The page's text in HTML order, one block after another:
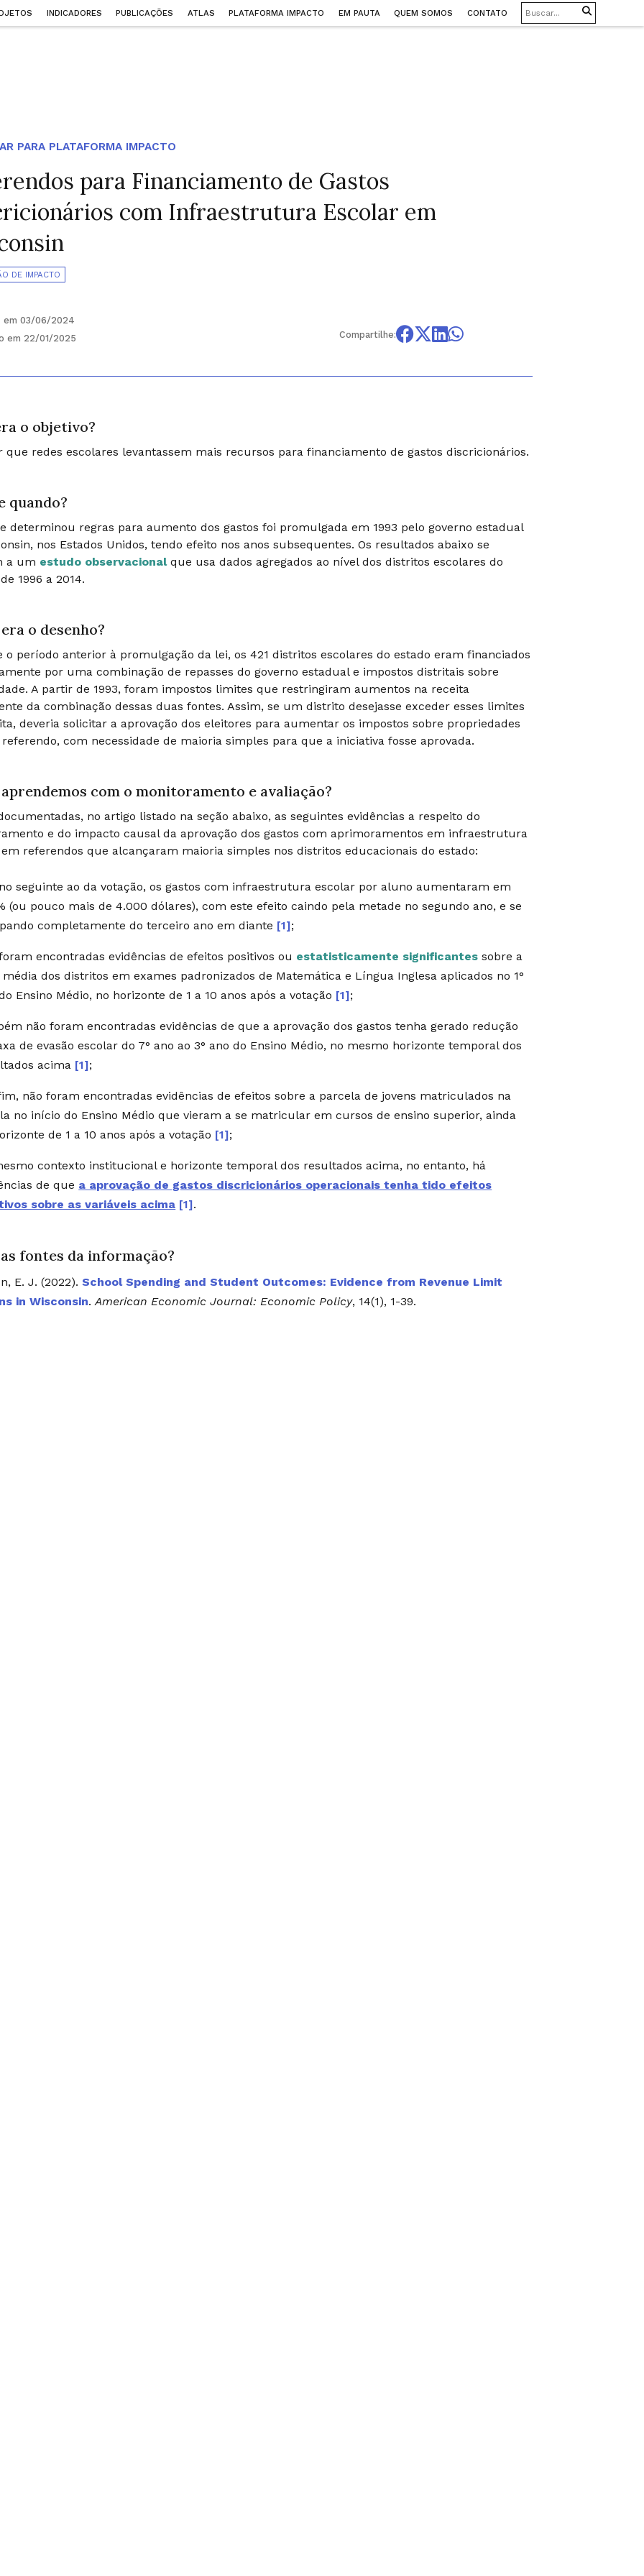
INDICADORES PUBLICAÇÕES ATLAS PLATAFORMA IMPACTO EM PAUTA QUEM SOMOS CONTATO
PARA PLATAFORMA IMPACTO
para Financiamento de Gastos
com Infraestrutura Escolar em
DE IMPACTO
em 03/06/2024
em 22/01/2025
Compartilhe:
o objetivo?
que redes escolares levantassem mais recursos para financiamento de gastos discricionários.
quando?
determinou regras para aumento dos gastos foi promulgada em 1993 pelo governo estadual
nos Estados Unidos, tendo efeito nos anos subsequentes. Os resultados abaixo se
a um estudo observacionalque usa dados agregados ao nível dos distritos escolares do
1996 a 2014.
o desenho?
o período anterior à promulgação da lei, os 421 distritos escolares do estado eram financiados
por uma combinação de repasses do governo estadual e impostos distritais sobre
A partir de 1993, foram impostos limites que restringiram aumentos na receita
da combinação dessas duas fontes. Assim, se um distrito desejasse exceder esses limites
deveria solicitar a aprovação dos eleitores para aumentar os impostos sobre propriedades
com necessidade de maioria simples para que a iniciativa fosse aprovada.
aprendemos com o monitoramento e avaliação?
no artigo listado na seção abaixo, as seguintes evidências a respeito do
e do impacto causal da aprovação dos gastos com aprimoramentos em infraestrutura
referendos que alcançaram maioria simples nos distritos educacionais do estado:
seguinte ao da votação, os gastos com infraestrutura escolar por aluno aumentaram em
(ou pouco mais de 4.000 dólares), com este efeito caindo pela metade no segundo ano, e se
completamente do terceiro ano em diante [1];
encontradas evidências de efeitos positivos ou estatisticamente significantes sobre a
média dos distritos em exames padronizados de Matemática e Língua Inglesa aplicados no 1°
Ensino Médio, no horizonte de 1 a 10 anos após a votação [1];
não foram encontradas evidências de que a aprovação dos gastos tenha gerado redução
de evasão escolar do 7° ano ao 3° ano do Ensino Médio, no mesmo horizonte temporal dos
acima [1];
não foram encontradas evidências de efeitos sobre a parcela de jovens matriculados na
no início do Ensino Médio que vieram a se matricular em cursos de ensino superior, ainda
de 1 a 10 anos após a votação [1];
contexto institucional e horizonte temporal dos resultados acima, no entanto, há
de que a aprovação de gastos discricionários operacionais tenha tido efeitos
sobre as variáveis acima [1].
fontes da informação?
E. J. (2022).School Spending and Student Outcomes: Evidence from Revenue Limit
in Wisconsin.American Economic Journal: Economic Policy, 14(1), 1-39.